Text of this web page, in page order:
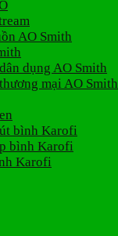
AO Smith
dụng AO Smith
mại AO Smith
bình Karofi
bình Karofi
Karofi